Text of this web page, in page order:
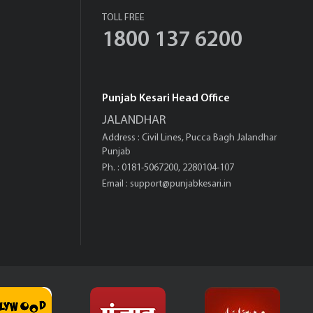
TOLL FREE
1800 137 6200
Punjab Kesari Head Office
JALANDHAR
Address : Civil Lines, Pucca Bagh Jalandhar
Punjab
Ph. : 0181-5067200, 2280104-107
Email : support@punjabkesari.in